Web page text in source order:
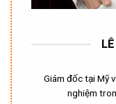
Giám đốc tại Mỹ
nghiệm